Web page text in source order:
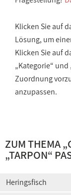
Klicken Sie auf
Lösung, um
Klicken Sie auf
„Kategorie“
Zuordnung
anzupassen.
ZUM THEMA „
„TARPON“
Heringsfisch